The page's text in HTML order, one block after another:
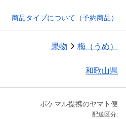
商品タイプについて（予約商品）
果物 梅（うめ）
和歌山県
ポケマル提携のヤマト便
配送区分: